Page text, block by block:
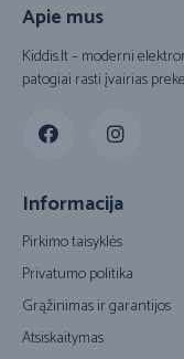
Apie mus
Kiddis.lt – moderni
patogiai rasti įvairias
Informacija
Pirkimo taisyklės
Privatumo politika
Grąžinimas ir garantijos
Atsiskaitymas